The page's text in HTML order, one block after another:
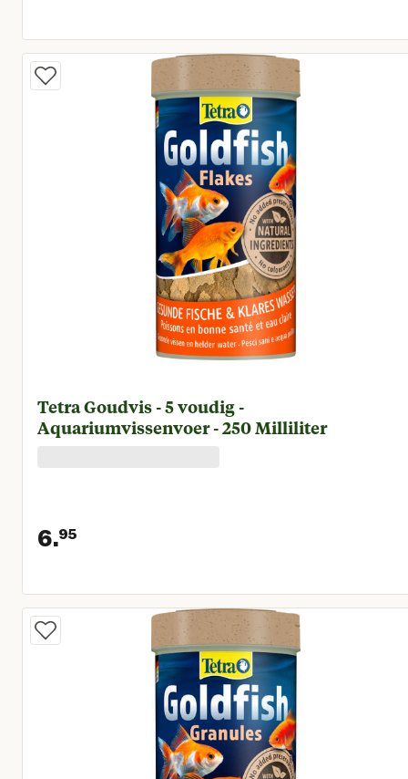
Huidige prijs € 10,25
Tetra Goudvis - 5 voudig -
Aquariumvissenvoer - 250 Milliliter
6.95
Huidige prijs € 6,95